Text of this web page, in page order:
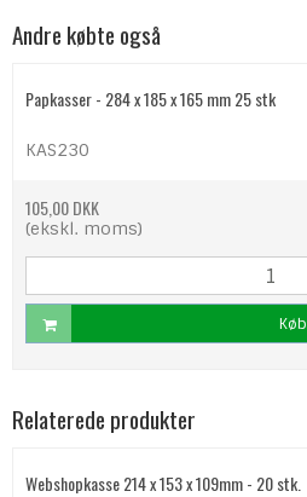
Andre købte også
Papkasser - 284 x 185 x 165 mm 25 stk
KAS230
105,00 DKK
(ekskl. moms)
Køb
Relaterede produkter
Webshopkasse 214 x 153 x 109mm - 20 stk.